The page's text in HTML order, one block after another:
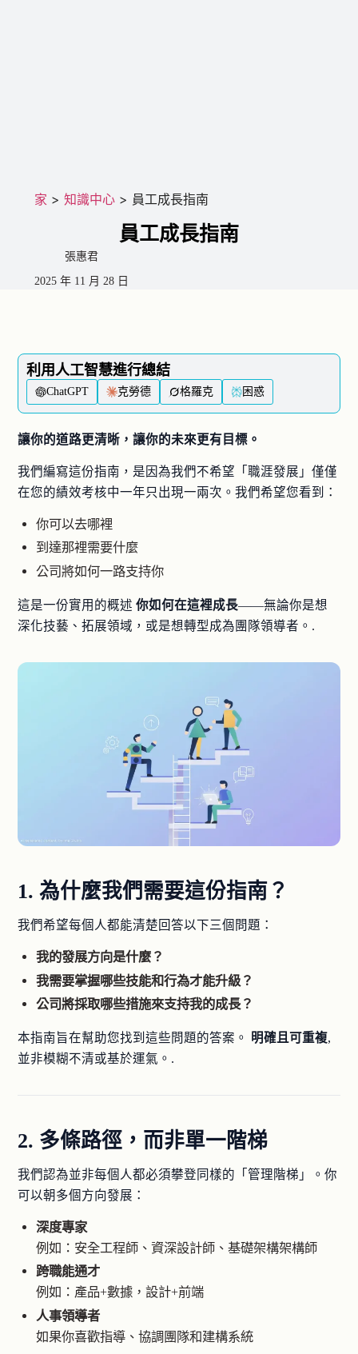
家 > 知識中心> 員工成長指南
員工成長指南
張惠君
2025 年 11 月 28 日
利用人工智慧進行總結
ChatGPT 克勞德 格羅克 困惑
讓你的道路更清晰，讓你的未來更有目標。
我們編寫這份指南，是因為我們不希望「職涯發展」僅僅
在您的績效考核中一年只出現一兩次。我們希望您看到：
你可以去哪裡
到達那裡需要什麼
公司將如何一路支持你
這是一份實用的概述你如何在這裡成長——無論你是想
深化技藝、拓展領域，或是想轉型成為團隊領導者。.
1. 為什麼我們需要這份指南？
我們希望每個人都能清楚回答以下三個問題：
我的發展方向是什麼？
我需要掌握哪些技能和行為才能升級？
公司將採取哪些措施來支持我的成長？
本指南旨在幫助您找到這些問題的答案。 明確且可重複,
並非模糊不清或基於運氣。.
2. 多條路徑，而非單一階梯
我們認為並非每個人都必須攀登同樣的「管理階梯」。你
可以朝多個方向發展：
深度專家
例如：安全工程師、資深設計師、基礎架構架構師
跨職能通才
例如：產品+數據，設計+前端
人事領導者
如果你喜歡指導、協調團隊和建構系統